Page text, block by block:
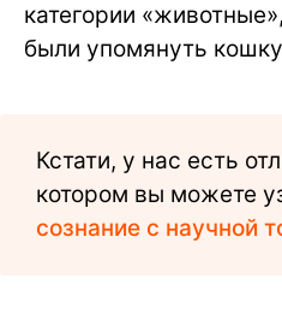
категории
были упомянуть
Кстати, у нас есть
котором вы можете
сознание с научной